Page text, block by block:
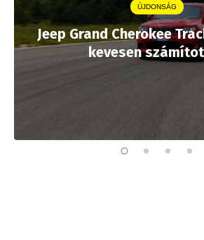
ÚJDONSÁG
Jeep Grand Cherokee
kevesen